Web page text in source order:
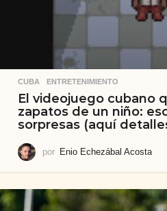
CUBA ,ENTRETENIMIENTO
El videojuego cubano
zapatos de un niño:
sorpresas (aquí
por Enio Echezábal Acosta